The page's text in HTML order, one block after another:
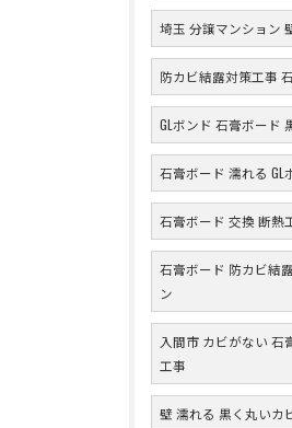
埼玉 分譲マンション
防カビ結露対策工事
GLボンド 石膏ボード
石膏ボード 濡れる GL
石膏ボード 交換 断熱
石膏ボード 防カビ結
ン
入間市 カビがない 石
工事
壁 濡れる 黒く丸いカ